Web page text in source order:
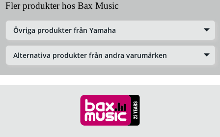
Fler produkter hos Bax Music
Övriga produkter från Yamaha
Alternativa produkter från andra varumärken